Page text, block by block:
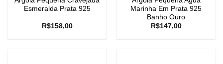
Esmeralda Prata 925
R$158,00
Marinha Em Prata 925
Banho Ouro
R$147,00